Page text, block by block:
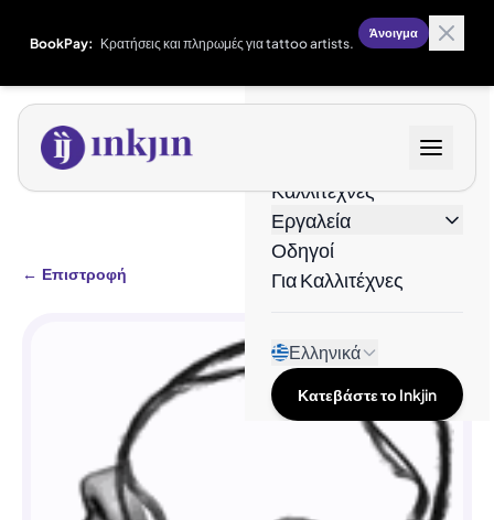
BookPay: Κρατήσεις και πληρωμές για tattoo artists.
Άνοιγμα
Καλλιτέχνες
Εργαλεία
Οδηγοί
Για Καλλιτέχνες
Ελληνικά
Κατεβάστε το Inkjin
← Επιστροφή